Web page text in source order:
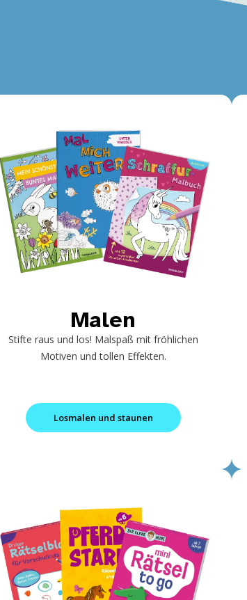
Malen
Stifte raus und los! Malspaß mit fröhlichen
Motiven und tollen Effekten.
Losmalen und staunen